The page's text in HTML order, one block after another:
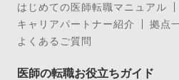
はじめての医師転職マニュアル
キャリアパートナー紹介
拠点
よくあるご質問
医師の転職お役立ちガイド